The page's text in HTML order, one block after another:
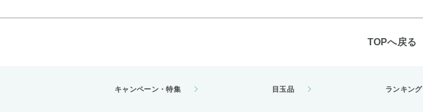
TOPへ戻る
キャンペーン・特集 目玉品 ランキング